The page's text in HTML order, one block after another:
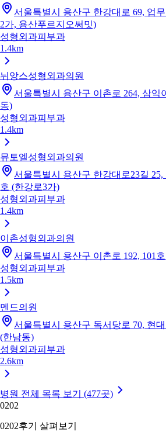
서울특별시 용산구 한강대로 69, 업
2가, 용산푸르지오써밋)
성형외과피부과
1.4km
뉘앙스성형외과의원
서울특별시 용산구 이촌로 264, 삼익
동)
성형외과피부과
1.4km
뮤토엘성형외과의원
서울특별시 용산구 한강대로23길
호 (한강로3가)
성형외과피부과
1.4km
이촌성형외과의원
서울특별시 용산구 이촌로 192, 101
성형외과피부과
1.5km
멘드의원
서울특별시 용산구 독서당로 70, 현
(한남동)
성형외과피부과
2.6km
병원 전체 목록 보기 (477곳)
0202
0202후기 살펴보기